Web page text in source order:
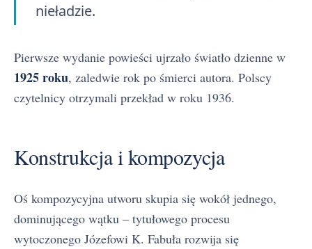
nieładzie.
Pierwsze wydanie powieści ujrzało światło dzienne w
1925 roku, zaledwie rok po śmierci autora. Polscy
czytelnicy otrzymali przekład w roku 1936.
Konstrukcja i kompozycja
Oś kompozycyjna utworu skupia się wokół jednego,
dominującego wątku – tytułowego procesu
wytoczonego Józefowi K. Fabuła rozwija się